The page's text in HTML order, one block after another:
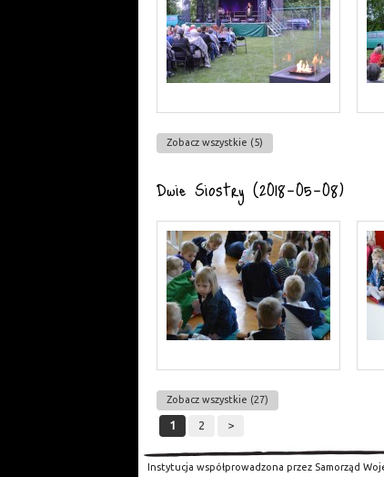
Zobacz wszystkie (5)
Dwie Siostry (2018-05-08)
Zobacz wszystkie (27)
1 2 >
Instytucja współprowadzona przez Samorząd